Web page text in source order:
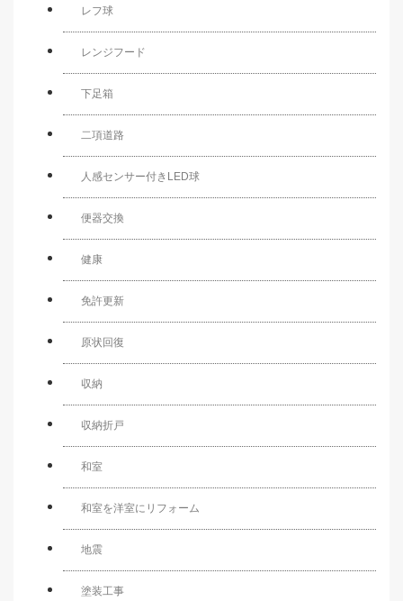
レフ球
レンジフード
下足箱
二項道路
人感センサー付きLED球
便器交換
健康
免許更新
原状回復
収納
収納折戸
和室
和室を洋室にリフォーム
地震
塗装工事